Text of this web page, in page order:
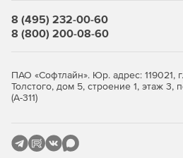
8 (495) 232-00-60
8 (800) 200-08-60
ПАО «Софтлайн». Юр. адрес: 119021,
Толстого, дом 5, строение 1, этаж
(А-311)